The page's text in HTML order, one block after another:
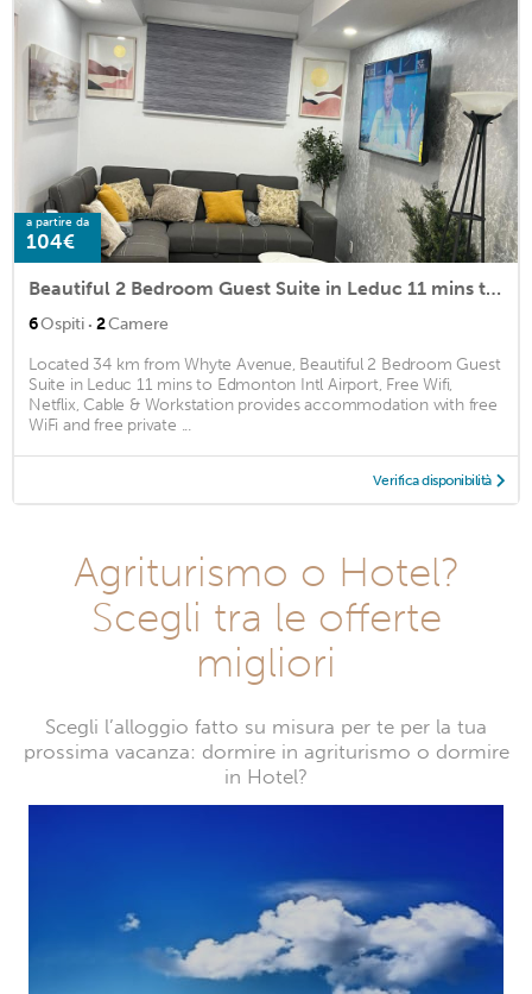
a partire da
104€
Beautiful 2 Bedroom Guest Suite in Leduc 11 mins to Edmonton Intl Airport, Free Wifi, Netflix ,Cable & Workstation
6Ospiti · 2Camere
Located 34 km from Whyte Avenue, Beautiful 2 Bedroom Guest
Suite in Leduc 11 mins to Edmonton Intl Airport, Free Wifi,
Netflix, Cable & Workstation provides accommodation with free
WiFi and free private ...
Verifica disponibilità
Agriturismo o Hotel?
Scegli tra le offerte
migliori
Scegli l’alloggio fatto su misura per te per la tua
prossima vacanza: dormire in agriturismo o dormire
in Hotel?